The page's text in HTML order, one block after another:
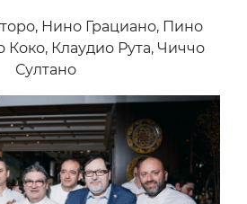
Нино Грациано, Пино
Коко, Клаудио Рута, Чиччо
Султано